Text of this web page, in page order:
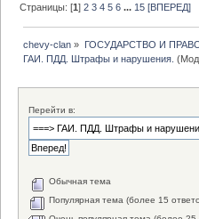
Страницы: [1]2 3 4 5 6 ... 15 [ВПЕРЕД]
chevy-clan » ГОСУДАРСТВО И
ГАИ. ПДД. Штрафы и нарушения.
Перейти в:
Обычная тема
Популярная тема (более 15